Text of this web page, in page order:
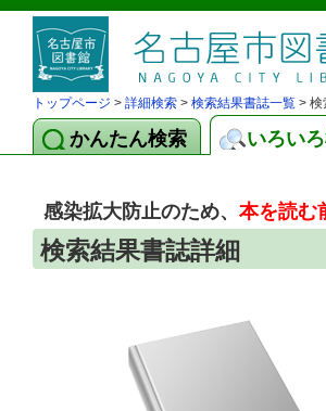
トップページ > 詳細検索 > 検索結果書誌一覧 > 検
かんたん検索 いろい
感染拡大防止のため、 本を読む
検索結果書誌詳細